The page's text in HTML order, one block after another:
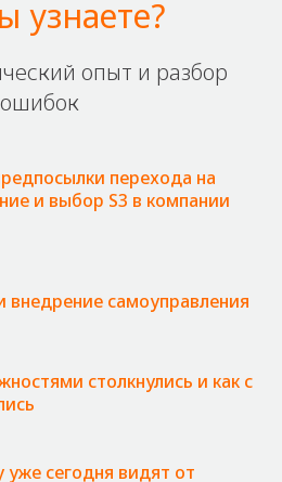
узнаете?
опыт и разбор
ошибок
перехода на
и выбор S3 в компании
внедрение самоуправления
столкнулись и как с
уже сегодня видят от